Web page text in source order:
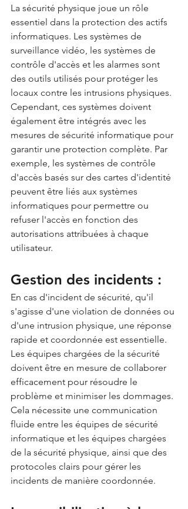
La sécurité physique joue un rôle
essentiel dans la protection des actifs
informatiques. Les systèmes de
surveillance vidéo, les systèmes de
contrôle d'accès et les alarmes sont
des outils utilisés pour protéger les
locaux contre les intrusions physiques.
Cependant, ces systèmes doivent
également être intégrés avec les
mesures de sécurité informatique pour
garantir une protection complète. Par
exemple, les systèmes de contrôle
d'accès basés sur des cartes d'identité
peuvent être liés aux systèmes
informatiques pour permettre ou
refuser l'accès en fonction des
autorisations attribuées à chaque
utilisateur.
Gestion des incidents :
En cas d'incident de sécurité, qu'il
s'agisse d'une violation de données ou
d'une intrusion physique, une réponse
rapide et coordonnée est essentielle.
Les équipes chargées de la sécurité
doivent être en mesure de collaborer
efficacement pour résoudre le
problème et minimiser les dommages.
Cela nécessite une communication
fluide entre les équipes de sécurité
informatique et les équipes chargées
de la sécurité physique, ainsi que des
protocoles clairs pour gérer les
incidents de manière coordonnée.